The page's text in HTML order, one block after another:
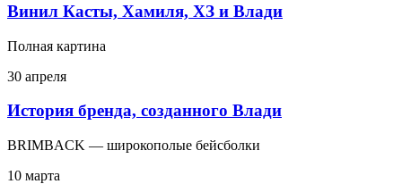
Винил Касты, Хамиля, ХЗ и Влади
Полная картина
30 апреля
История бренда, созданного Влади
BRIMBACK — широкополые бейсболки
10 марта